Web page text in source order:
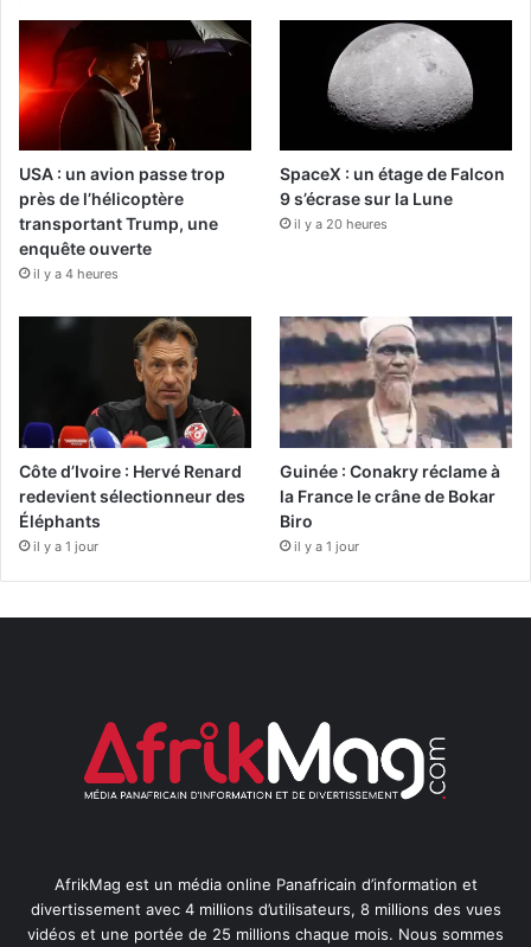
USA : un avion passe trop
près de l’hélicoptère
transportant Trump, une
enquête ouverte
il y a 4 heures
SpaceX : un étage de Falcon
9 s’écrase sur la Lune
il y a 20 heures
Côte d’Ivoire : Hervé Renard
redevient sélectionneur des
Éléphants
il y a 1 jour
Guinée : Conakry réclame à
la France le crâne de Bokar
Biro
il y a 1 jour
AfrikMag est un média online Panafricain d’information et
divertissement avec 4 millions d’utilisateurs, 8 millions des vues
vidéos et une portée de 25 millions chaque mois. Nous sommes